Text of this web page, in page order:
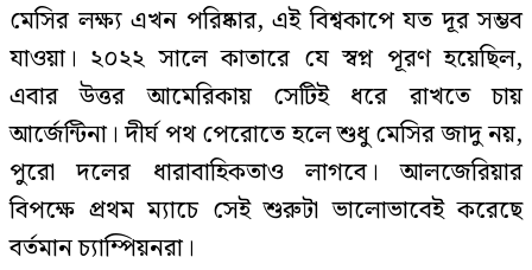
মেসির লক্ষ্য এখন পরিষ্কার, এই বিশ্বকাপে যত দূর সম্ভব
যাওয়া। ২০২২ সালে কাতারে যে স্বপ্ন পূরণ হয়েছিল,
এবার উত্তর আমেরিকায় সেটিই ধরে রাখতে চায়
আর্জেন্টিনা। দীর্ঘ পথ পেরোতে হলে শুধু মেসির জাদু নয়,
পুরো দলের ধারাবাহিকতাও লাগবে। আলজেরিয়ার
বিপক্ষে প্রথম ম্যাচে সেই শুরুটা ভালোভাবেই করেছে
বর্তমান চ্যাম্পিয়নরা।